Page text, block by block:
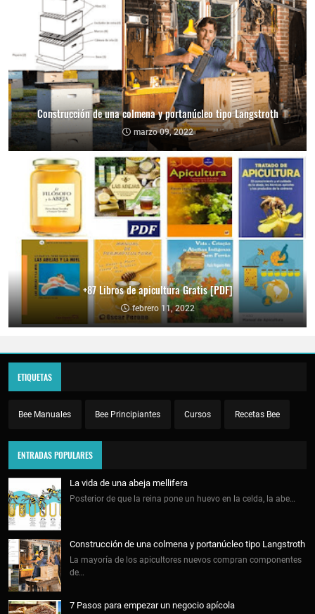
Construcción de una colmena y portanúcleo tipo Langstroth
marzo 09, 2022
+87 Libros de apicultura Gratis [PDF]
febrero 11, 2022
ETIQUETAS
Bee Manuales Bee Principiantes Cursos Recetas Bee
ENTRADAS POPULARES
La vida de una abeja mellifera
Posterior de que la reina pone un huevo en la celda, la abe…
Construcción de una colmena y portanúcleo tipo Langstroth
La mayoría de los apicultores nuevos compran componentes
de…
7 Pasos para empezar un negocio apícola